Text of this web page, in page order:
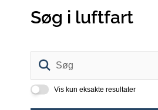
Søg i luftfart
Vis kun eksakte resultater